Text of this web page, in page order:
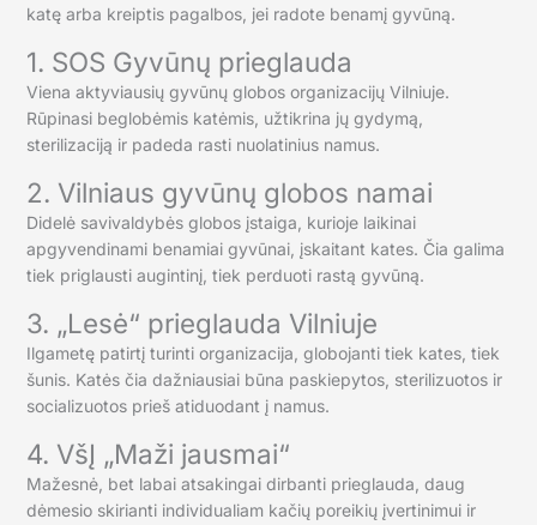
katę arba kreiptis pagalbos, jei radote benamį gyvūną.
1. SOS Gyvūnų prieglauda
Viena aktyviausių gyvūnų globos organizacijų Vilniuje.
Rūpinasi beglobėmis katėmis, užtikrina jų gydymą,
sterilizaciją ir padeda rasti nuolatinius namus.
2. Vilniaus gyvūnų globos namai
Didelė savivaldybės globos įstaiga, kurioje laikinai
apgyvendinami benamiai gyvūnai, įskaitant kates. Čia galima
tiek priglausti augintinį, tiek perduoti rastą gyvūną.
3. „Lesė“ prieglauda Vilniuje
Ilgametę patirtį turinti organizacija, globojanti tiek kates, tiek
šunis. Katės čia dažniausiai būna paskiepytos, sterilizuotos ir
socializuotos prieš atiduodant į namus.
4. VšĮ „Maži jausmai“
Mažesnė, bet labai atsakingai dirbanti prieglauda, daug
dėmesio skirianti individualiam kačių poreikių įvertinimui ir